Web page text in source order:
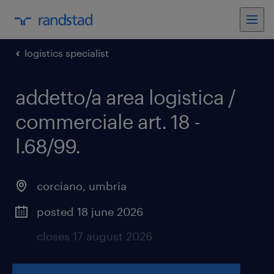
logistics specialist
addetto/a area logistica /
commerciale art. 18 -
l.68/99.
corciano, umbria
posted 18 june 2026
closes 17 august 2026